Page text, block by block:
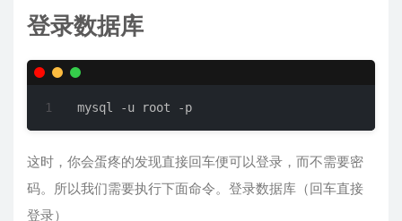
登录数据库
mysql -u root -p
这时，你会蛋疼的发现直接回车便可以登录，而不需要密
码。所以我们需要执行下面命令。登录数据库（回车直接
登录）